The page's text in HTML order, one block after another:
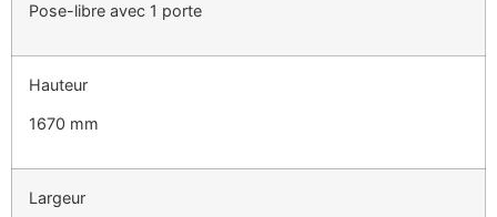
Pose-libre avec 1 porte
Hauteur
1670 mm
Largeur